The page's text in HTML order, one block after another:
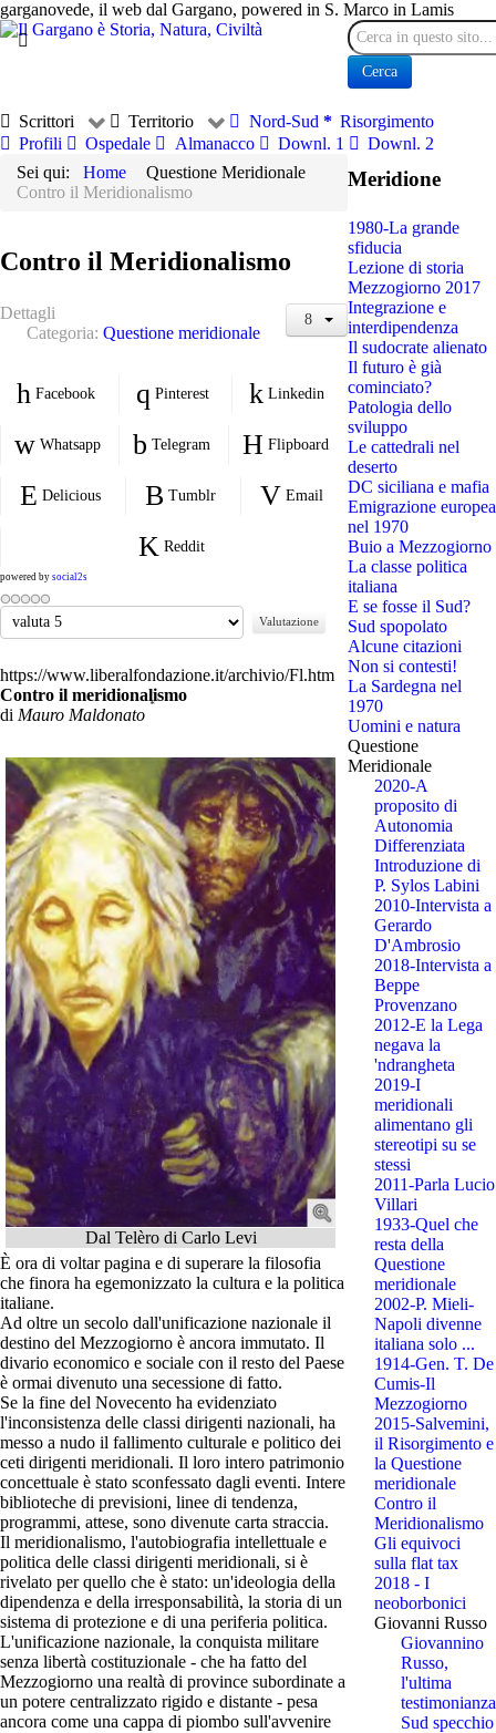
garganovede, il web dal Gargano, powered in S. Marco in Lamis
Cerca
Cerca
Scrittori Territorio Nord-Sud
Risorgimento
Profili
Ospedale Almanacco Downl. 1
Downl. 2
Sei qui:
Home
Questione Meridionale
Contro il Meridionalismo
Contro il Meridionalismo
Dettagli
Categoria: Questione meridionale
Facebook Pinterest Linkedin
Whatsapp Telegram Flipboard
Delicious Tumblr Email
Reddit
powered by social2s
Valuta
https://www.liberalfondazione.it/archivio/Fl.htm
Contro il meridionalismo
di Mauro Maldonato *
Dal Telèro di Carlo Levi
È ora di voltar pagina e di superare la filosofia
che finora ha egemonizzato la cultura e la politica
italiane.
Ad oltre un secolo dall'unificazione nazionale il
destino del Mezzogiorno è ancora immutato. Il
divario economico e sociale con il resto del Paese
è ormai divenuto una secessione di fatto.
Se la fine del Novecento ha evidenziato
l'inconsistenza delle classi dirigenti nazionali, ha
messo a nudo il fallimento culturale e politico dei
ceti dirigenti meridionali. Il loro intero patrimonio
concettuale è stato sconfessato dagli eventi. Intere
biblioteche di previsioni, linee di tendenza,
programmi, attese, sono divenute carta straccia.
Il meridionalismo, l'autobiografia intellettuale e
politica delle classi dirigenti meridionali, si è
rivelato per quello che è stato: un'ideologia della
dipendenza e della irresponsabilità, la storia di un
sistema di protezione e di una periferia politica.
L'unificazione nazionale, la conquista militare
senza libertà costituzionale - che ha fatto del
Mezzogiorno una realtà di province subordinate a
un potere centralizzato rigido e distante - pesa
ancora come una cappa di piombo sull'avvenire
Meridione
1980-La grande
sfiducia
Lezione di storia
Mezzogiorno 2017
Integrazione e
interdipendenza
Il sudocrate alienato
Il futuro è già
cominciato?
Patologia dello
sviluppo
Le cattedrali nel
deserto
DC siciliana e mafia
Emigrazione europea
nel 1970
Buio a Mezzogiorno
La classe politica
italiana
E se fosse il Sud?
Sud spopolato
Alcune citazioni
Non si contesti!
La Sardegna nel
1970
Uomini e natura
Questione
Meridionale
2020-A
proposito di
Autonomia
Differenziata
Introduzione di
P. Sylos Labini
2010-Intervista a
Gerardo
D'Ambrosio
2018-Intervista a
Beppe
Provenzano
2012-E la Lega
negava la
'ndrangheta
2019-I
meridionali
alimentano gli
stereotipi su se
stessi
2011-Parla Lucio
Villari
1933-Quel che
resta della
Questione
meridionale
2002-P. Mieli-
Napoli divenne
italiana solo ...
1914-Gen. T. De
Cumis-Il
Mezzogiorno
2015-Salvemini,
il Risorgimento e
la Questione
meridionale
Contro il
Meridionalismo
Gli equivoci
sulla flat tax
2018 - I
neoborbonici
Giovanni Russo
Giovannino
Russo,
l'ultima
testimonianza
Sud specchio